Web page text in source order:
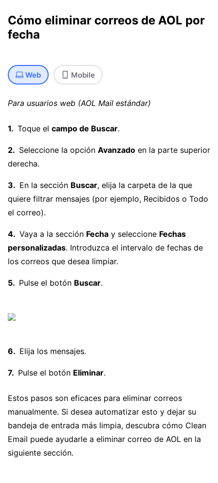
Cómo eliminar correos de AOL por
fecha
Web Mobile
Para usuarios web (AOL Mail estándar)
Toque el campo de Buscar.
Seleccione la opción Avanzado en la parte superior
derecha.
En la sección Buscar, elija la carpeta de la que
quiere filtrar mensajes (por ejemplo, Recibidos o Todo
el correo).
Vaya a la sección Fecha y seleccione Fechas
personalizadas. Introduzca el intervalo de fechas de
los correos que desea limpiar.
Pulse el botón Buscar.
Elija los mensajes.
Pulse el botón Eliminar.
Estos pasos son eficaces para eliminar correos
manualmente. Si desea automatizar esto y dejar su
bandeja de entrada más limpia, descubra cómo Clean
Email puede ayudarle a eliminar correo de AOL en la
siguiente sección.